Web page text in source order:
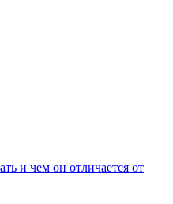
и чем он отличается от